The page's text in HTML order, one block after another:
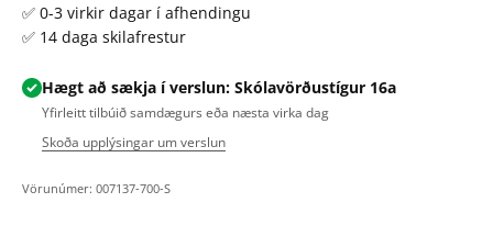
✅ 0-3 virkir dagar í afhendingu
✅ 14 daga skilafrestur
Hægt að sækja í verslun: Skólavörðustígur 16a
Yfirleitt tilbúið samdægurs eða næsta virka dag
Skoða upplýsingar um verslun
Vörunúmer: 007137-700-S